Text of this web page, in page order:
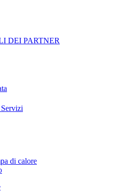
DEI PARTNER
di calore